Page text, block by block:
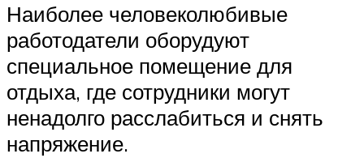
Наиболее человеколюбивые
работодатели оборудуют
специальное помещение для
отдыха, где сотрудники могут
ненадолго расслабиться и снять
напряжение.